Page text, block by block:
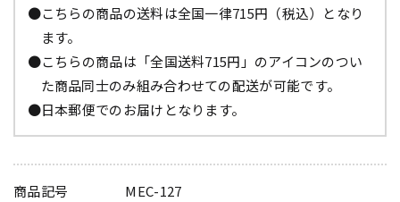
●こちらの商品の送料は全国一律715円（税込）となり
ます。
●こちらの商品は「全国送料715円」のアイコンのつい
た商品同士のみ組み合わせての配送が可能です。
●日本郵便でのお届けとなります。
商品記号 MEC-127